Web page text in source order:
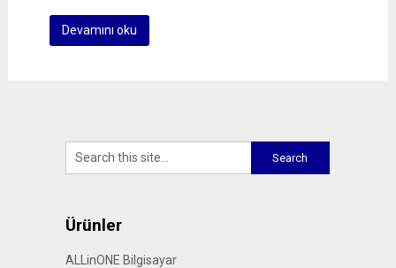
Devamını oku
Ürünler
ALLinONE Bilgisayar